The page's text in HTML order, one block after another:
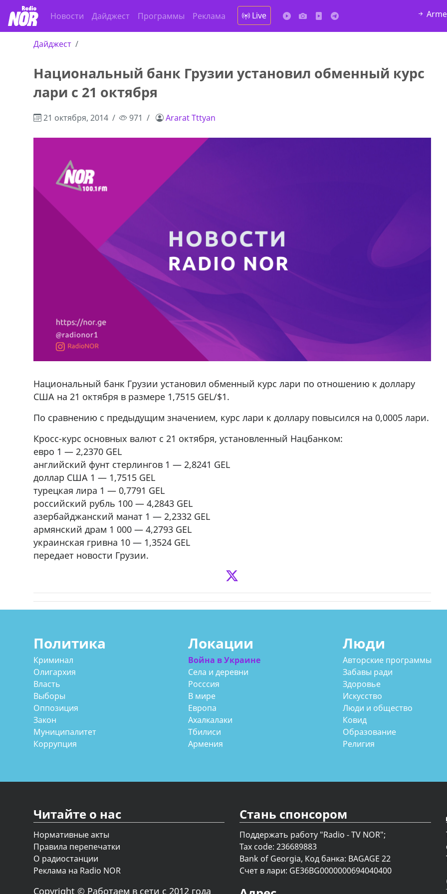
Новости Дайджест Программы Реклама Live
Дайджест
Национальный банк Грузии установил обменный курс
лари с 21 октября
21 октября, 2014 971 Ararat Tttyan
Национальный банк Грузии установил обменный курс лари по отношению к доллару
США на 21 октября в размере 1,7515 GEL/$1.
По сравнению с предыдущим значением, курс лари к доллару повысился на 0,0005 лари.
Кросс-курс основных валют с 21 октября, установленный Нацбанком:
евро 1 — 2,2370 GEL
английский фунт стерлингов 1 — 2,8241 GEL
доллар США 1 — 1,7515 GEL
турецкая лира 1 — 0,7791 GEL
российский рубль 100 — 4,2843 GEL
азербайджанский манат 1 — 2,2332 GEL
армянский драм 1 000 — 4,2793 GEL
украинская гривна 10 — 1,3524 GEL
передает новости Грузии.
Продается соль оптом и в розницу в
мешках, 500 22 47 42
Политика
Криминал
Олигархия
Власть
Выборы
Оппозиция
Закон
Муниципалитет
Коррупция
Локации
Война в Украине
Села и деревни
Росссия
В мире
Европа
Ахалкалаки
Тбилиси
Армения
Люди
Авторские программы
Забавы ради
Здоровье
Искусство
Люди и общество
Ковид
Образование
Религия
Читайте о нас
Нормативные акты
Правила перепечатки
О радиостанции
Реклама на Radio NOR
Copyright © Работаем в сети с 2012 года
Стань спонсором
Поддержать работу "Radio - TV NOR";
Tax code: 236689883
Bank of Georgia, Код банка: BAGAGE 22
Счет в лари: GE36BG0000000694040400